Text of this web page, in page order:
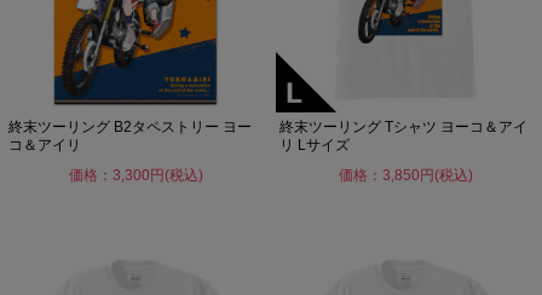
終末ツーリング B2タペストリー ヨー
コ＆アイリ
価格：3,300円(税込)
終末ツーリング Tシャツ ヨーコ＆アイ
リ Lサイズ
価格：3,850円(税込)